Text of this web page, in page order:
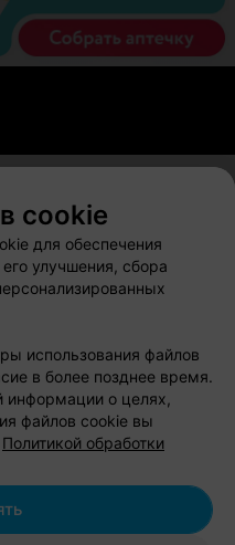
Способы оплаты
сервиса
сотрудничества
relax.by
данных
cookie
для обеспечения
улучшения, сбора
использования файлов
в более позднее время.
информации о целях,
файлов cookie вы
Политикой обработки